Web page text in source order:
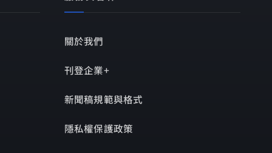
關於我們
刊登企業+
新聞稿規範與格式
隱私權保護政策